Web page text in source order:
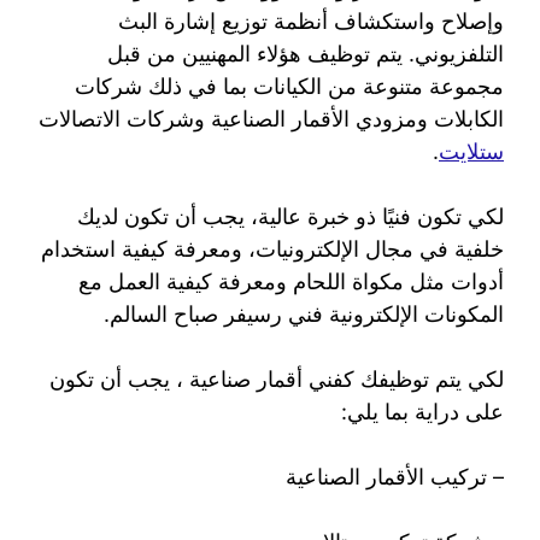
وإصلاح واستكشاف أنظمة توزيع إشارة البث
التلفزيوني. يتم توظيف هؤلاء المهنيين من قبل
مجموعة متنوعة من الكيانات بما في ذلك شركات
الكابلات ومزودي الأقمار الصناعية وشركات الاتصالات
ستلايت.
لكي تكون فنيًا ذو خبرة عالية، يجب أن تكون لديك
خلفية في مجال الإلكترونيات، ومعرفة كيفية استخدام
أدوات مثل مكواة اللحام ومعرفة كيفية العمل مع
المكونات الإلكترونية فني رسيفر صباح السالم.
لكي يتم توظيفك كفني أقمار صناعية ، يجب أن تكون
على دراية بما يلي:
– تركيب الأقمار الصناعية